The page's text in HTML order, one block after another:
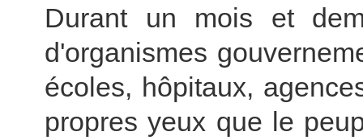
Durant un mois et
d'organismes
écoles, hôpitaux,
propres yeux que le